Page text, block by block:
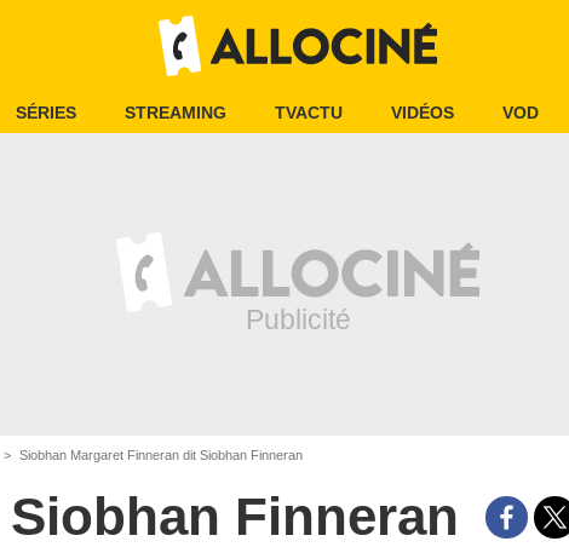
SÉRIES STREAMING TVACTU VIDÉOS VOD
Siobhan Margaret Finneran dit Siobhan Finneran
Siobhan Finneran